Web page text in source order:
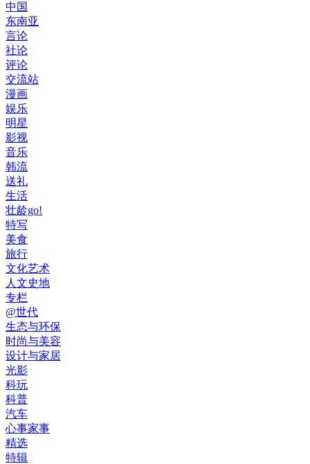
中国
东南亚
言论
社论
评论
交流站
漫画
娱乐
明星
影视
音乐
韩流
送礼
生活
壮龄go!
特写
美食
旅行
文化艺术
人文史地
专栏
@世代
生态与环保
时尚与美容
设计与家居
光影
科玩
科普
汽车
心事家事
精选
特辑